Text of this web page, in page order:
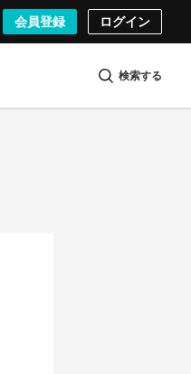
会員登録 ログイン
検索する